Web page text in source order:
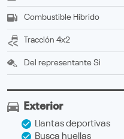
Combustible Híbrido
Tracción 4x2
Del representante Si
Exterior
Llantas deportivas
Busca huellas